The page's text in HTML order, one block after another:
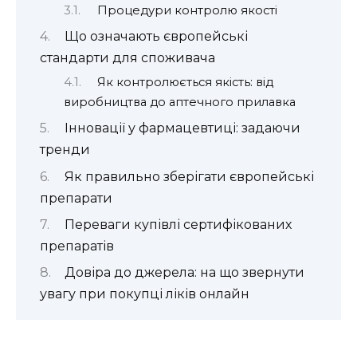
Процедури контролю якості
Що означають європейські
стандарти для споживача
Як контролюється якість: від
виробництва до аптечного прилавка
Інновації у фармацевтиці: задаючи
тренди
Як правильно зберігати європейські
препарати
Переваги купівлі сертифікованих
препаратів
Довіра до джерела: на що звернути
увагу при покупці ліків онлайн